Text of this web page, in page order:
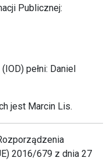
Publicznej:
pełni: Daniel
jest Marcin Lis.
2016/679 z dnia 27